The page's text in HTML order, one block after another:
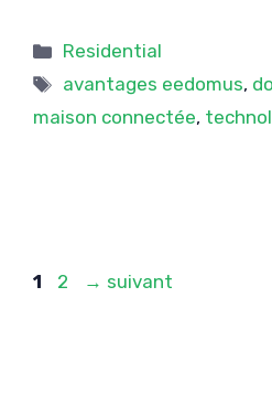
Catégories
Residential
Étiquettes
avantages eedomus,
maison connectée,
Page
1 Page
2 → suivant